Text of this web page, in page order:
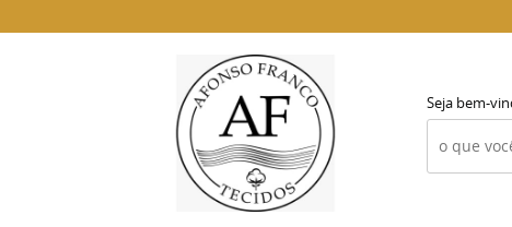
Seja bem-